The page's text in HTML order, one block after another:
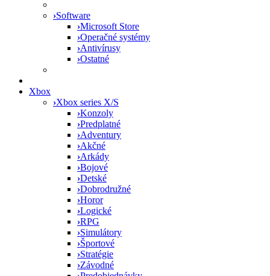
›Software
›Microsoft Store
›Operačné systémy
›Antivírusy
›Ostatné
Xbox
›Xbox series X/S
›Konzoly
›Predplatné
›Adventury
›Akčné
›Arkády
›Bojové
›Detské
›Dobrodružné
›Horor
›Logické
›RPG
›Simulátory
›Športové
›Stratégie
›Závodné